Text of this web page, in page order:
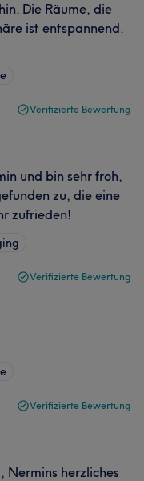
Die Räume, die
ist entspannend.
Verifizierte Bewertung
und bin sehr froh,
zu, die eine
zufrieden!
Verifizierte Bewertung
Verifizierte Bewertung
Nermins herzliches